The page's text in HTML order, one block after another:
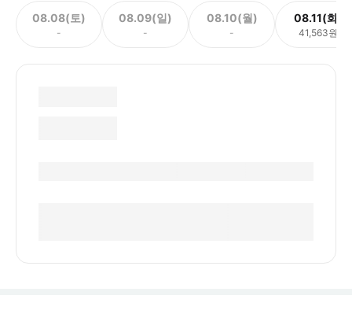
08.08(토)
-
08.09(일)
-
08.10(월)
-
08.11(화)
41,563원